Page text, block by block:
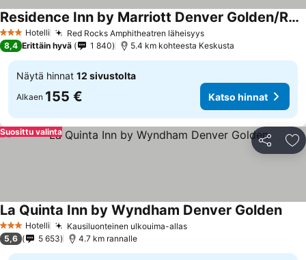
3 Tähtiluokitus
Hotelli Red Rocks Amphitheatren läheisyysKatso hinnat
Residence Inn by Marriott Denver Golden/Red Rocks
Katso hinnat
8,4 Erittäin hyvä 1 840 5.4 km kohteesta Keskusta
Näytä hinnat 12 sivustolta
Alkaen 155 € Katso hinnat
Jaa
Suosittu valinta
3 Tähtiluokitus
Hotelli Kausiluonteinen ulkouima-allasKatso hinnat
La Quinta Inn by Wyndham Denver Golden
5,6 5 653 4.7 km rannalle